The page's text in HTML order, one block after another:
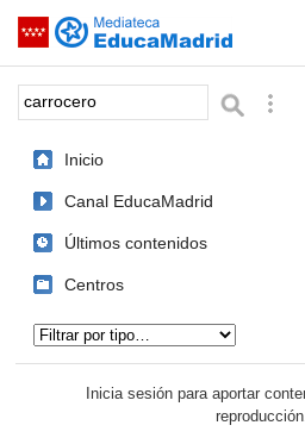
Saltar navegación
Palabra o frase:
Inicio
Canal EducaMadrid
Últimos contenidos
Centros
Inicia sesión para aportar